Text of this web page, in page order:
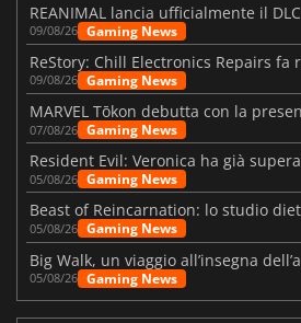
REANIMAL lancia ufficialmente il
09/08/26 Gaming News
09/08/26 Gaming News
07/08/26 Gaming News
05/08/26 Gaming News
05/08/26 Gaming News
Big Walk, un viaggio all’insegna
05/08/26 Gaming News